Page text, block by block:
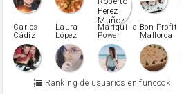
Pimentón
pimiento verde
miel
vino blanco
Azúcar glass
Azúcar moreno
Zumo de limón
Carlos
Cádiz
Laura
López
Martínez
Mariquilla
Power
Bon Profit
Mallorca
Ranking de usuarios en funcook